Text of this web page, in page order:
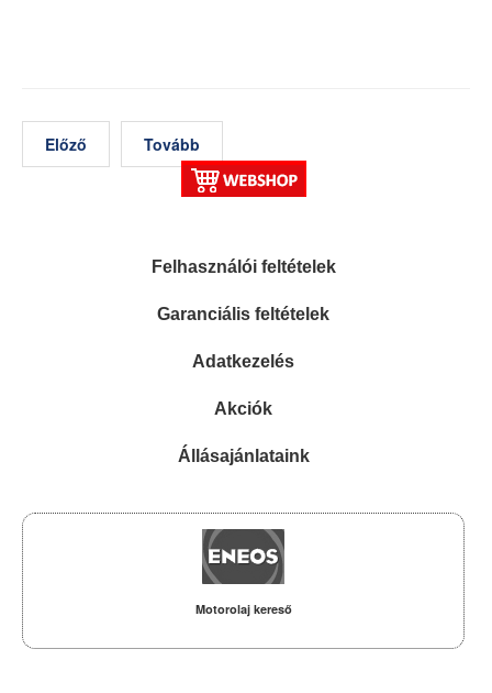
Előző Tovább
Felhasználói feltételek
Garanciális feltételek
Adatkezelés
Akciók
Állásajánlataink
Motorolaj kereső